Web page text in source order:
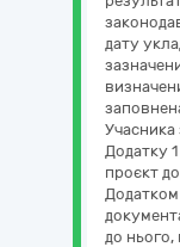
дату
Учасника
Додатку
проєкт
Додатком
до